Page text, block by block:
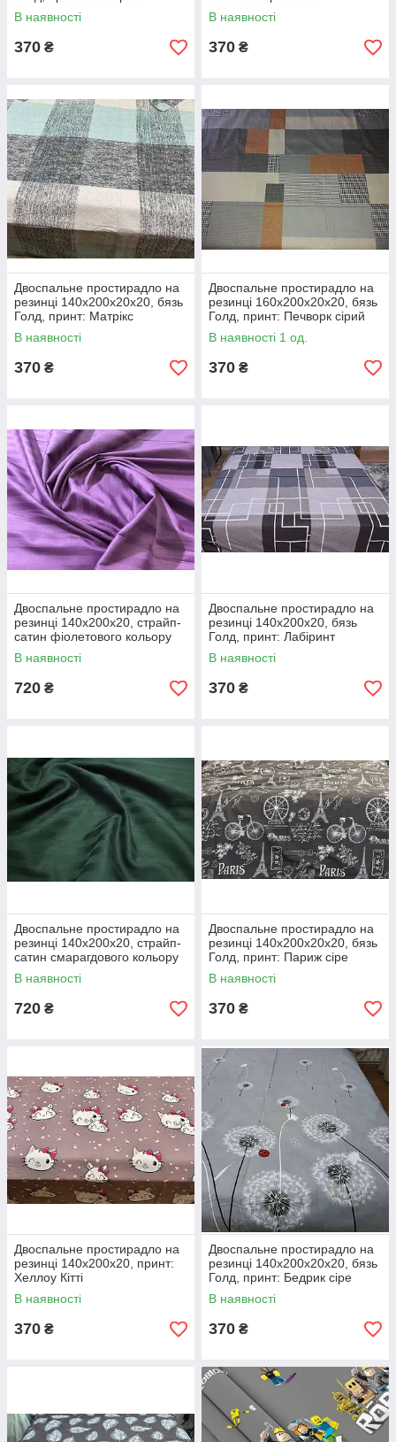
В наявності
370 ₴
В наявності
370 ₴
Двоспальне простирадло на
резинці 140х200х20х20, бязь
Голд, принт: Матрікс
В наявності
370 ₴
Двоспальне простирадло на
резинці 160х200х20х20, бязь
Голд, принт: Печворк сірий
В наявності 1 од.
370 ₴
Двоспальне простирадло на
резинці 140х200х20, страйп-
сатин фіолетового кольору
В наявності
720 ₴
Двоспальне простирадло на
резинці 140х200х20, бязь
Голд, принт: Лабіринт
В наявності
370 ₴
Двоспальне простирадло на
резинці 140х200х20, страйп-
сатин смарагдового кольору
В наявності
720 ₴
Двоспальне простирадло на
резинці 140х200х20х20, бязь
Голд, принт: Париж сіре
В наявності
370 ₴
Двоспальне простирадло на
резинці 140х200х20, принт:
Хеллоу Кітті
В наявності
370 ₴
Двоспальне простирадло на
резинці 140х200х20х20, бязь
Голд, принт: Бедрик сіре
В наявності
370 ₴